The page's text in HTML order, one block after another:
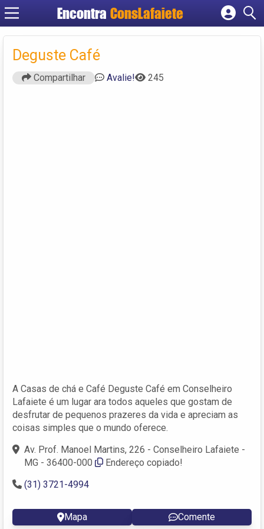
Encontra ConsLafaiete
Cadastrar empresa
Deguste Café
Compartilhar Avalie! 245
A Casas de chá e Café Deguste Café em Conselheiro
Lafaiete é um lugar ara todos aqueles que gostam de
desfrutar de pequenos prazeres da vida e apreciam as
coisas simples que o mundo oferece.
Av. Prof. Manoel Martins, 226 - Conselheiro Lafaiete -
MG - 36400-000
Endereço copiado!
(31) 3721-4994
Mapa Comente